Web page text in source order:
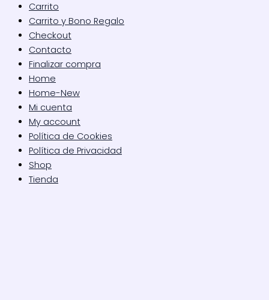
Carrito
Carrito y Bono Regalo
Checkout
Contacto
Finalizar compra
Home
Home-New
Mi cuenta
My account
Política de Cookies
Política de Privacidad
Shop
Tienda